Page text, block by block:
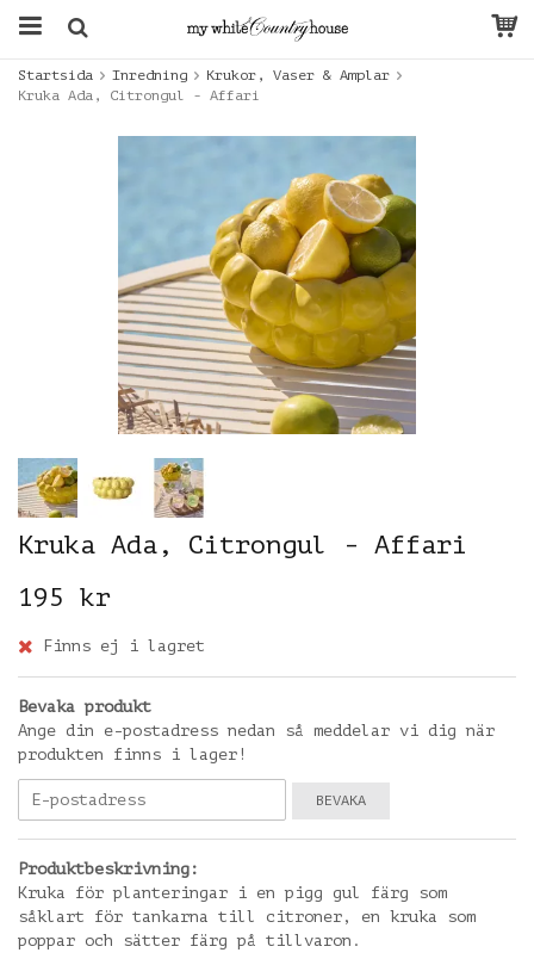
Startsida Inredning
Krukor, Vaser & Amplar
Kruka Ada, Citrongul - Affari
Kruka Ada, Citrongul - Affari
195 kr
Finns ej i lagret
Bevaka produkt
Ange din e-postadress nedan så meddelar vi dig när
produkten finns i lager!
BEVAKA
Produktbeskrivning:
Kruka för planteringar i en pigg gul färg som
såklart för tankarna till citroner, en kruka som
poppar och sätter färg på tillvaron.